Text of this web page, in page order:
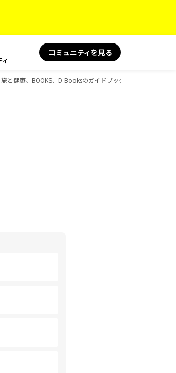
ィ
コミュニティを見る
と健康、BOOKS、D-Booksのガイドブック一覧